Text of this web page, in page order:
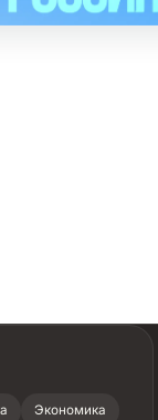
Экономика